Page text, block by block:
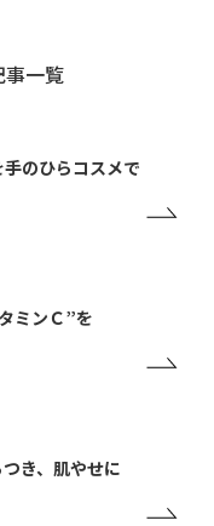
一覧
のひらコスメで
ミンＣ”を
き、肌やせに